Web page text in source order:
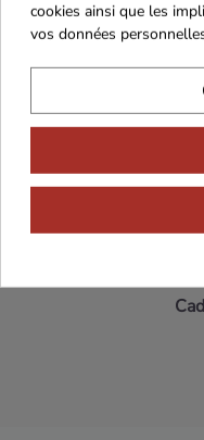
Maison Familiale
Franco de port 79€
cookies ainsi que les
vos données